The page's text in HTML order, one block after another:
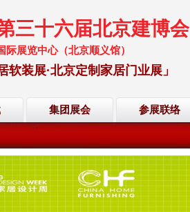
三十六届北京建博会
展览中心（北京顺义馆）
装展·北京定制家居门业展」
集团展会 参展联络